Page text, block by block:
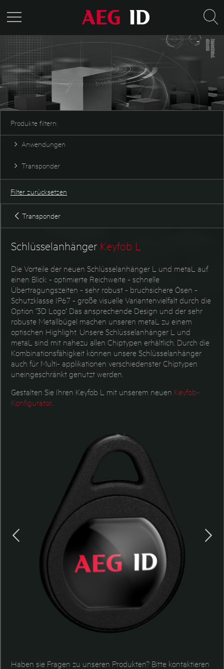
Produkte filtern:
Anwendungen
Tieridentifikation
SEMI
Wartung & Prüftechnik
Transponder
Disktransponder
Glastransponder
Industrietransponder
Keyfob
PET/PVC Transponder
Filter zurücksetzen
Transponder
Schlüsselanhänger Keyfob L
Die Vorteile der neuen Schlüsselanhänger L und metaL auf
einen Blick: - optimierte Reichweite - schnelle
Übertragungszeiten - sehr robust - bruchsichere Ösen -
Schutzklasse IP67 - große visuelle Variantenvielfalt durch die
Option "3D Logo" Das ansprechende Design und der sehr
robuste Metallbügel machen unseren metaL zu einem
optischen Highlight. Unsere Schlüsselanhänger L und
metaL sind mit nahezu allen Chiptypen erhältlich. Durch die
Kombinationsfähigkeit können unsere Schlüsselanhänger
auch für Multi- applikationen verschiedenster Chiptypen
uneingeschränkt genutzt werden.
Gestalten Sie Ihren Keyfob L mit unserem neuen Keyfob-
Konfigurator
Haben sie Fragen zu unseren Produkten? Bitte kontaktieren